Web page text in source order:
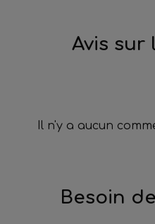
Avis sur
Il n'y a aucun
Besoin